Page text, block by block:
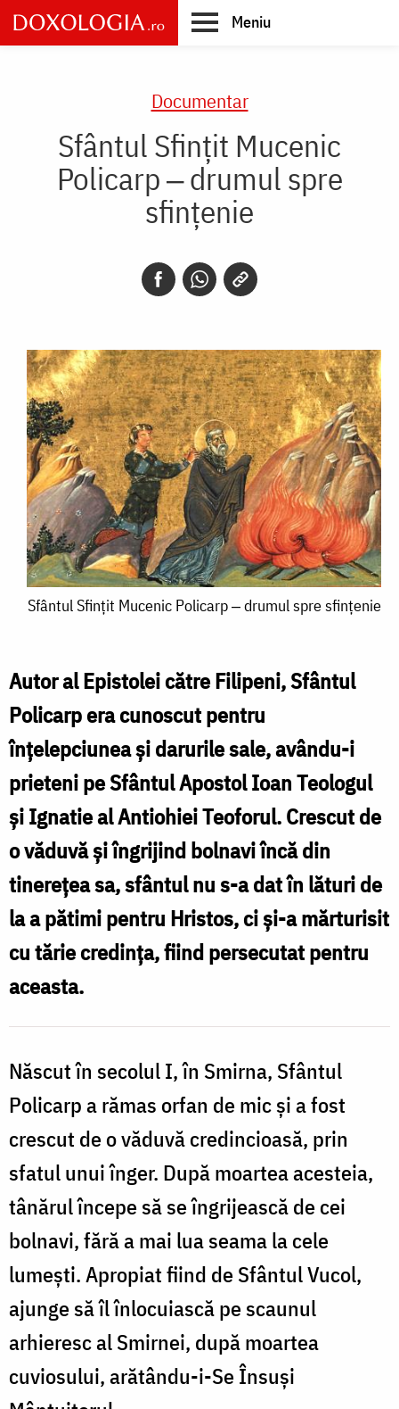
Skip
to
main
Meniu
Documentar
Sfântul Sfințit Mucenic
Policarp ‒ drumul spre
sfințenie
Sfântul
Policarp
‒
drumul
spre
sfințenie
Sfântul Sfințit Mucenic Policarp ‒ drumul spre sfințenie
Autor al Epistolei către Filipeni, Sfântul
Policarp era cunoscut pentru
înțelepciunea și darurile sale, avându-i
prieteni pe Sfântul Apostol Ioan Teologul
și Ignatie al Antiohiei Teoforul. Crescut de
o văduvă și îngrijind bolnavi încă din
tinerețea sa, sfântul nu s-a dat în lături de
la a pătimi pentru Hristos, ci și-a mărturisit
cu tărie credința, fiind persecutat pentru
aceasta.
Născut în secolul I, în Smirna, Sfântul
Policarp a rămas orfan de mic și a fost
crescut de o văduvă credincioasă, prin
sfatul unui înger. După moartea acesteia,
tânărul începe să se îngrijească de cei
bolnavi, fără a mai lua seama la cele
lumești. Apropiat fiind de Sfântul Vucol,
ajunge să îl înlocuiască pe scaunul
arhieresc al Smirnei, după moartea
cuviosului, arătându-i-Se Însuși